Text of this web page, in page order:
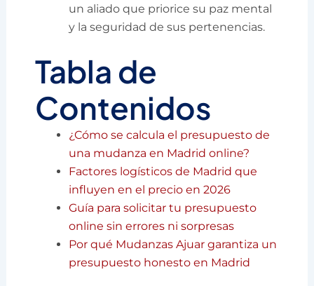
un aliado que priorice su paz mental
y la seguridad de sus pertenencias.
Tabla de
Contenidos
¿Cómo se calcula el presupuesto de
una mudanza en Madrid online?
Factores logísticos de Madrid que
influyen en el precio en 2026
Guía para solicitar tu presupuesto
online sin errores ni sorpresas
Por qué Mudanzas Ajuar garantiza un
presupuesto honesto en Madrid